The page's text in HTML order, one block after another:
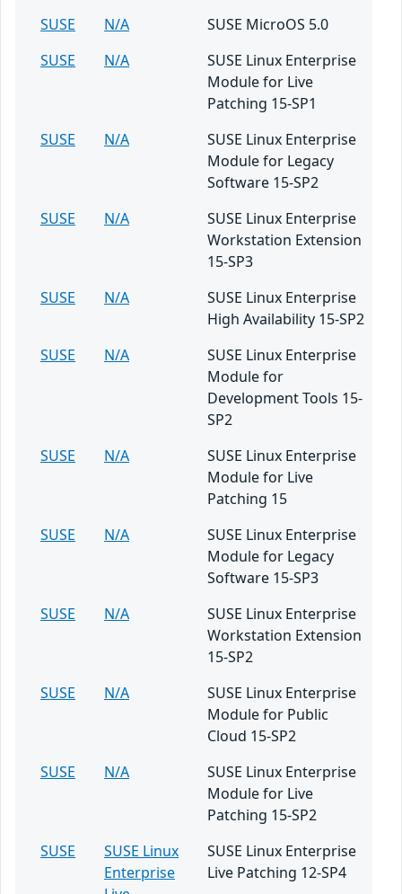
SUSE N/A
SUSE MicroOS 5.0
SUSE
N/A
SUSE Linux Enterprise
Module for Live
Patching 15-SP1
SUSE
N/A
SUSE Linux Enterprise
Module for Legacy
Software 15-SP2
SUSE
N/A
SUSE Linux Enterprise
Workstation Extension
15-SP3
SUSE
N/A
SUSE Linux Enterprise
High Availability 15-SP2
SUSE
N/A
SUSE Linux Enterprise
Module for
Development Tools 15-
SP2
SUSE
N/A
SUSE Linux Enterprise
Module for Live
Patching 15
SUSE
N/A
SUSE Linux Enterprise
Module for Legacy
Software 15-SP3
SUSE
N/A
SUSE Linux Enterprise
Workstation Extension
15-SP2
SUSE
N/A
SUSE Linux Enterprise
Module for Public
Cloud 15-SP2
SUSE
N/A
SUSE Linux Enterprise
Module for Live
Patching 15-SP2
SUSE
SUSE Linux
Enterprise
SUSE Linux Enterprise
Live Patching 12-SP4